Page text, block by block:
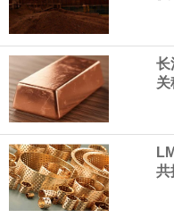
所做的工作“非常满
他与赫格塞思就弹
言”，他对赫格塞思
纽约期银突破64美
据报道，威刚近日
长
关
共